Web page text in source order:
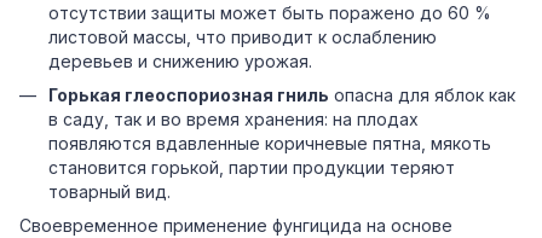
отсутствии защиты может быть поражено до 60 %
листовой массы, что приводит к ослаблению
деревьев и снижению урожая.
Горькая глеоспориозная гниль опасна для яблок как
в саду, так и во время хранения: на плодах
появляются вдавленные коричневые пятна, мякоть
становится горькой, партии продукции теряют
товарный вид.
Своевременное применение фунгицида на основе